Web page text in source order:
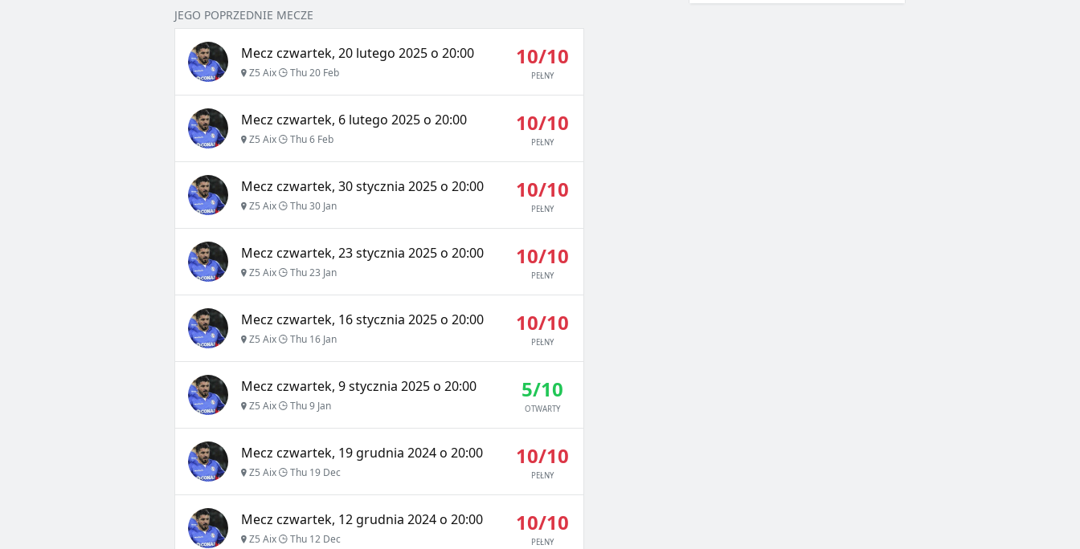
JEGO POPRZEDNIE MECZE
Mecz czwartek, 20 lutego 2025 o 20:00
Z5 Aix Thu 20 Feb
10/10
PEŁNY
Mecz czwartek, 6 lutego 2025 o 20:00
Z5 Aix Thu 6 Feb
10/10
PEŁNY
Mecz czwartek, 30 stycznia 2025 o 20:00
Z5 Aix Thu 30 Jan
10/10
PEŁNY
Mecz czwartek, 23 stycznia 2025 o 20:00
Z5 Aix Thu 23 Jan
10/10
PEŁNY
Mecz czwartek, 16 stycznia 2025 o 20:00
Z5 Aix Thu 16 Jan
10/10
PEŁNY
Mecz czwartek, 9 stycznia 2025 o 20:00
Z5 Aix Thu 9 Jan
5/10
OTWARTY
Mecz czwartek, 19 grudnia 2024 o 20:00
Z5 Aix Thu 19 Dec
10/10
PEŁNY
Mecz czwartek, 12 grudnia 2024 o 20:00
Z5 Aix Thu 12 Dec
10/10
PEŁNY